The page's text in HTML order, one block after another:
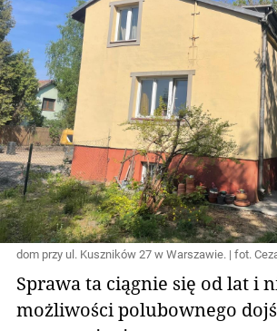
dom przy ul. Kuszników 27 w Warszawie. | fot.
Sprawa ta ciągnie się od lat i
możliwości polubownego